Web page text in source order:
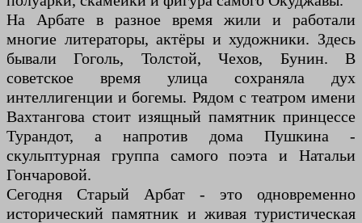
На Арбате в разное время жили и работали
многие литераторы, актёры и художники. Здесь
бывали Гоголь, Толстой, Чехов, Бунин. В
советское время улица сохраняла дух
интеллигенции и богемы. Рядом с театром имени
Вахтангова стоит изящный памятник принцессе
Турандот, а напротив дома Пушкина -
скульптурная группа самого поэта и Натальи
Гончаровой.
Сегодня Старый Арбат - это одновременно
исторический памятник и живая туристическая